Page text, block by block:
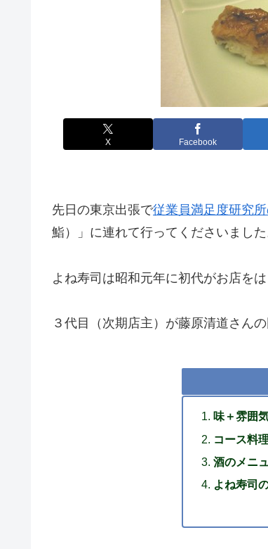
X Facebook
先日の東京出張で従業員満足度研究
鮨）」に連れて行ってくださいました
よね寿司は昭和元年に初代がお店を
３代目（次期店主）が藤原清道さん
味＋雰囲
コース料理
酒のメニ
よね寿司